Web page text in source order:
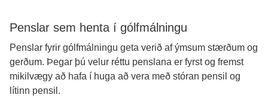
Penslar sem henta í gólfmálningu
Penslar fyrir gólfmálningu geta verið af ýmsum stærðum og
gerðum. Þegar þú velur réttu penslana er fyrst og fremst
mikilvægy að hafa í huga að vera með stóran pensil og
lítinn pensil.